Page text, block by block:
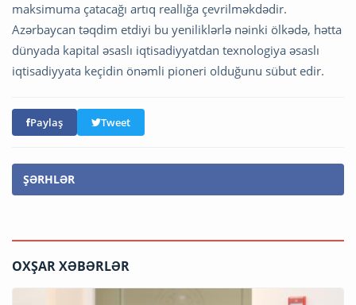
maksimuma çatacağı artıq reallığa çevrilməkdədir.
Azərbaycan təqdim etdiyi bu yeniliklərlə nəinki ölkədə, hətta
dünyada kapital əsaslı iqtisadiyyatdan texnologiya əsaslı
iqtisadiyyata keçidin önəmli pioneri olduğunu sübut edir.
Paylaş Tweet
ŞƏRHLƏR
OXŞAR XƏBƏRLƏR